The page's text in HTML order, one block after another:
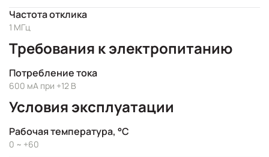
Частота отклика
1 МГц
Требования к электропитанию
Потребление тока
600 мА при +12 В
Условия эксплуатации
Рабочая температура, °C
0 ~ +60